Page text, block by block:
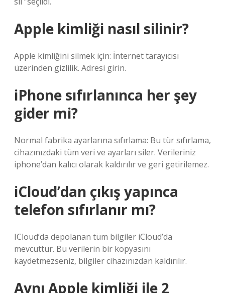
Apple kimliği nasıl silinir?
Apple kimliğini silmek için: İnternet tarayıcısı
üzerinden gizlilik. Adresi girin.
iPhone sıfırlanınca her şey
gider mi?
Normal fabrika ayarlarına sıfırlama: Bu tür sıfırlama,
cihazınızdaki tüm veri ve ayarları siler. Verileriniz
iphone’dan kalıcı olarak kaldırılır ve geri getirilemez.
iCloud’dan çıkış yapınca
telefon sıfırlanır mı?
ICloud’da depolanan tüm bilgiler iCloud’da
mevcuttur. Bu verilerin bir kopyasını
kaydetmezseniz, bilgiler cihazınızdan kaldırılır.
Aynı Apple kimliği ile 2